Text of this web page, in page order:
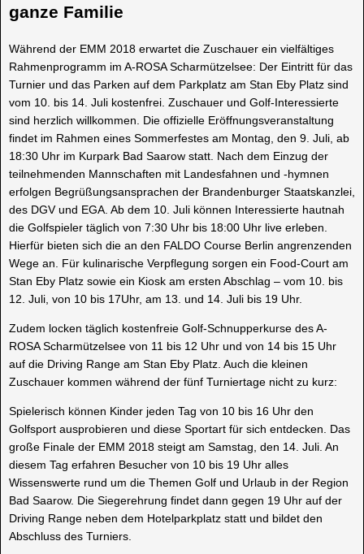
ganze Familie
Während der EMM 2018 erwartet die Zuschauer ein vielfältiges
Rahmenprogramm im A-ROSA Scharmützelsee: Der Eintritt für das
Turnier und das Parken auf dem Parkplatz am Stan Eby Platz sind
vom 10. bis 14. Juli kostenfrei. Zuschauer und Golf-Interessierte
sind herzlich willkommen. Die offizielle Eröffnungsveranstaltung
findet im Rahmen eines Sommerfestes am Montag, den 9. Juli, ab
18:30 Uhr im Kurpark Bad Saarow statt. Nach dem Einzug der
teilnehmenden Mannschaften mit Landesfahnen und -hymnen
erfolgen Begrüßungsansprachen der Brandenburger Staatskanzlei,
des DGV und EGA. Ab dem 10. Juli können Interessierte hautnah
die Golfspieler täglich von 7:30 Uhr bis 18:00 Uhr live erleben.
Hierfür bieten sich die an den FALDO Course Berlin angrenzenden
Wege an. Für kulinarische Verpflegung sorgen ein Food-Court am
Stan Eby Platz sowie ein Kiosk am ersten Abschlag – vom 10. bis
12. Juli, von 10 bis 17Uhr, am 13. und 14. Juli bis 19 Uhr.
Zudem locken täglich kostenfreie Golf-Schnupperkurse des A-
ROSA Scharmützelsee von 11 bis 12 Uhr und von 14 bis 15 Uhr
auf die Driving Range am Stan Eby Platz. Auch die kleinen
Zuschauer kommen während der fünf Turniertage nicht zu kurz:
Spielerisch können Kinder jeden Tag von 10 bis 16 Uhr den
Golfsport ausprobieren und diese Sportart für sich entdecken. Das
große Finale der EMM 2018 steigt am Samstag, den 14. Juli. An
diesem Tag erfahren Besucher von 10 bis 19 Uhr alles
Wissenswerte rund um die Themen Golf und Urlaub in der Region
Bad Saarow. Die Siegerehrung findet dann gegen 19 Uhr auf der
Driving Range neben dem Hotelparkplatz statt und bildet den
Abschluss des Turniers.